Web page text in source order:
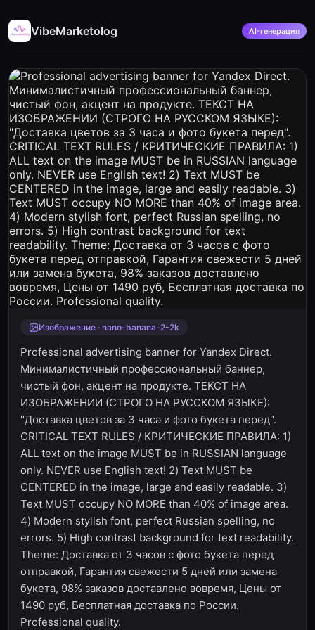
VibeMarketolog AI-генерация
Изображение · nano-banana-2-2k
Professional advertising banner for Yandex Direct.
Минималистичный профессиональный баннер,
чистый фон, акцент на продукте. ТЕКСТ НА
ИЗОБРАЖЕНИИ (СТРОГО НА РУССКОМ ЯЗЫКЕ):
"Доставка цветов за 3 часа и фото букета перед".
CRITICAL TEXT RULES / КРИТИЧЕСКИЕ ПРАВИЛА: 1)
ALL text on the image MUST be in RUSSIAN language
only. NEVER use English text! 2) Text MUST be
CENTERED in the image, large and easily readable. 3)
Text MUST occupy NO MORE than 40% of image area.
4) Modern stylish font, perfect Russian spelling, no
errors. 5) High contrast background for text readability.
Theme: Доставка от 3 часов с фото букета перед
отправкой, Гарантия свежести 5 дней или замена
букета, 98% заказов доставлено вовремя, Цены от
1490 руб, Бесплатная доставка по России.
Professional quality.